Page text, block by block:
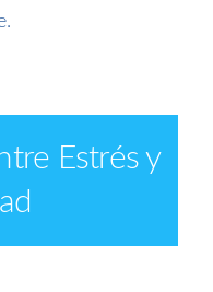
Estrés y